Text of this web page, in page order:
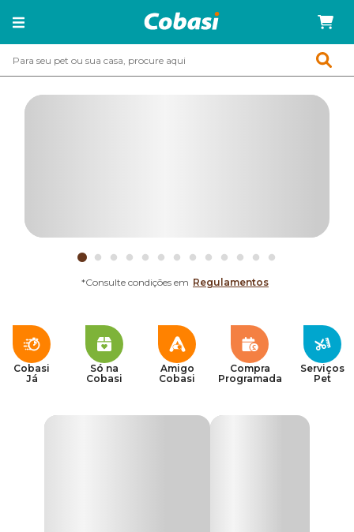
*Consulte condições em Regulamentos
Cobasi
Já
Só na
Cobasi
Amigo
Cobasi
Compra
Programada
Serviços
Pet